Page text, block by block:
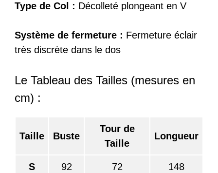
Type de Col : Décolleté plongeant en V
Système de fermeture : Fermeture éclair
très discrète dans le dos
Le Tableau des Tailles (mesures en
cm) :
Taille Buste
Tour de
Taille
Longueur
S 92 72 148